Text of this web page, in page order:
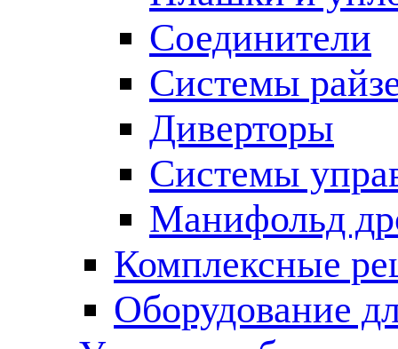
Соединители
Системы
Диверторы
Системы
Манифольд
Комплексные
Оборудование